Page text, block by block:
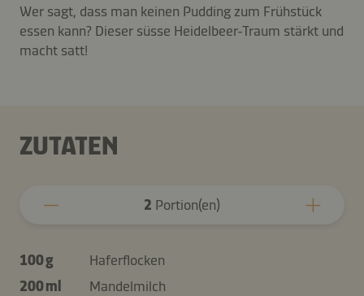
Wer sagt, dass man keinen Pudding zum Frühstück
essen kann? Dieser süsse Heidelbeer-Traum stärkt und
macht satt!
ZUTATEN
2 Portion(en)
100 g
Haferflocken
200 ml
Mandelmilch